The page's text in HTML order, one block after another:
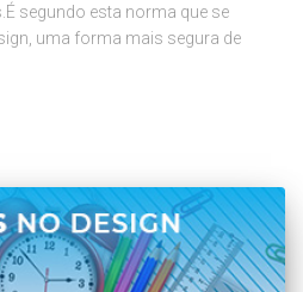
segundo esta norma que se
uma forma mais segura de